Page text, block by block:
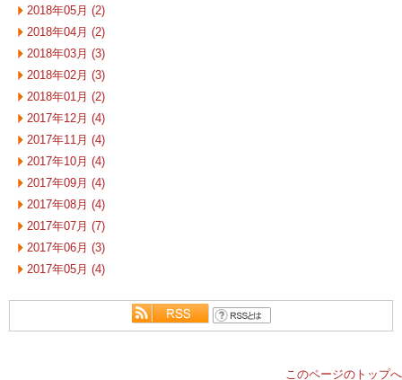
2018年05月 (2)
2018年04月 (2)
2018年03月 (3)
2018年02月 (3)
2018年01月 (2)
2017年12月 (4)
2017年11月 (4)
2017年10月 (4)
2017年09月 (4)
2017年08月 (4)
2017年07月 (7)
2017年06月 (3)
2017年05月 (4)
このページのトップへ